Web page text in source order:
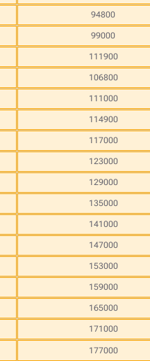
94800
99000
111900
106800
111000
114900
117000
123000
129000
135000
141000
147000
153000
159000
165000
171000
177000